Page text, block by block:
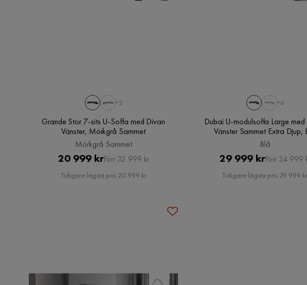
+2
Grande Stor 7-sits U-Soffa med Divan
Vänster, Mörkgrå Sammet
Mörkgrå Sammet
Pris
20 999 krOriginal
Pris
Förr 32 999 kr
Tidigare lägsta pris 20 999 kr
+6
Dubai U-modulsoffa Large med
Vänster Sammet Extra Djup,
Blå
Pris
29 999 krOriginal
Pris
Förr 34 999
Tidigare lägsta pris 29 999 kr